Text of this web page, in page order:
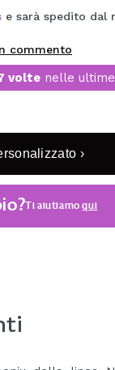
e sarà spedito dal
commento
voltenelle
›
Ti aiutiamoqui